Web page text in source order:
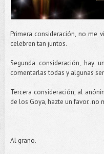
Primera consideración, no me
celebren tan juntos.
Segunda consideración, hay
comentarlas todas y algunas
Tercera consideración, al
de los Goya, hazte un favor..no
Al grano.